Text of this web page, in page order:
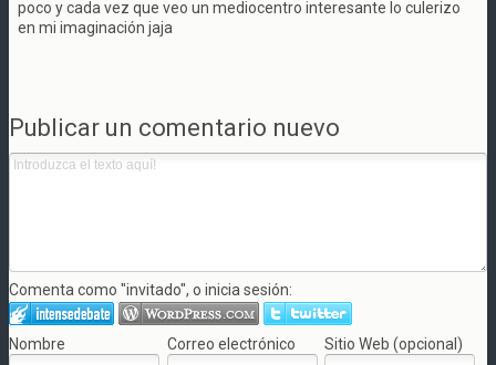
poco y cada vez que veo un mediocentro interesante lo culerizo
en mi imaginación jaja
Publicar un comentario nuevo
Comenta como "invitado", o inicia sesión:
Nombre Correo electrónico Sitio Web (opcional)